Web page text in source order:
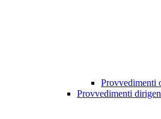
Provvedimenti
Provvedimenti